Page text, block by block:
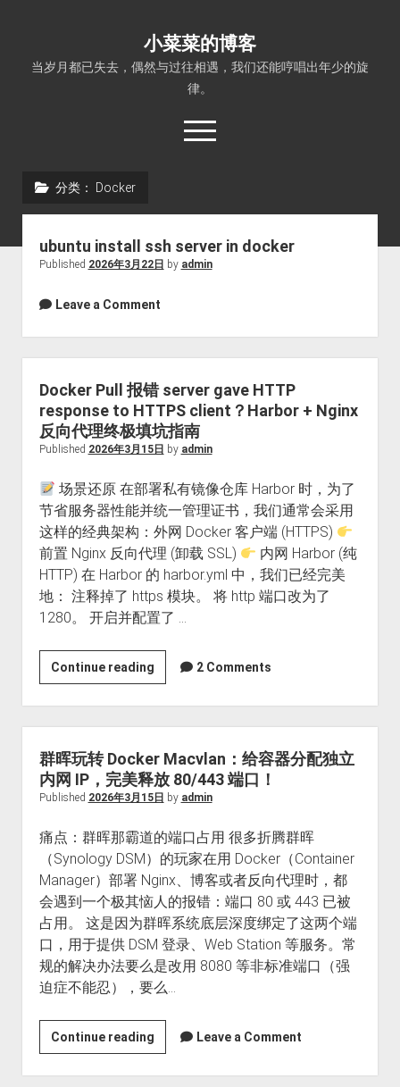
小菜菜的博客
当岁月都已失去，偶然与过往相遇，我们还能哼唱出年少的旋
律。
open
menu
分类： Docker
ubuntu install ssh server in docker
Published 2026年3月22日 by admin
Leave a Comment
Docker Pull 报错 server gave HTTP
response to HTTPS client？Harbor + Nginx
反向代理终极填坑指南
Published 2026年3月15日 by admin
场景还原 在部署私有镜像仓库 Harbor 时，为了
节省服务器性能并统一管理证书，我们通常会采用
这样的经典架构：外网 Docker 客户端 (HTTPS)
前置 Nginx 反向代理 (卸载 SSL)
内网 Harbor (纯
HTTP) 在 Harbor 的 harbor.yml 中，我们已经完美
地： 注释掉了 https 模块。 将 http 端口改为了
1280。 开启并配置了 …
Continue readingDocker
Pull
报
错
server
gave
HTTP
to
HTTPS
client？
Harbor
+
Nginx
反
向
终
极
2 Comments
群晖玩转 Docker Macvlan：给容器分配独立
内网 IP，完美释放 80/443 端口！
Published 2026年3月15日 by admin
痛点：群晖那霸道的端口占用 很多折腾群晖
（Synology DSM）的玩家在用 Docker（Container
Manager）部署 Nginx、博客或者反向代理时，都
会遇到一个极其恼人的报错：端口 80 或 443 已被
占用。 这是因为群晖系统底层深度绑定了这两个端
口，用于提供 DSM 登录、Web Station 等服务。常
规的解决办法要么是改用 8080 等非标准端口（强
迫症不能忍），要么…
Continue reading群
晖
玩
Leave a Comment